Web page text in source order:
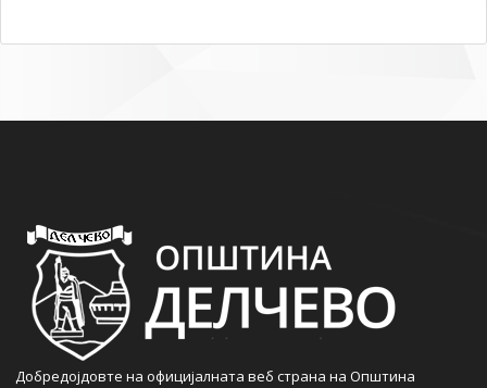
Добредојдовте на официјалната веб страна на Општина